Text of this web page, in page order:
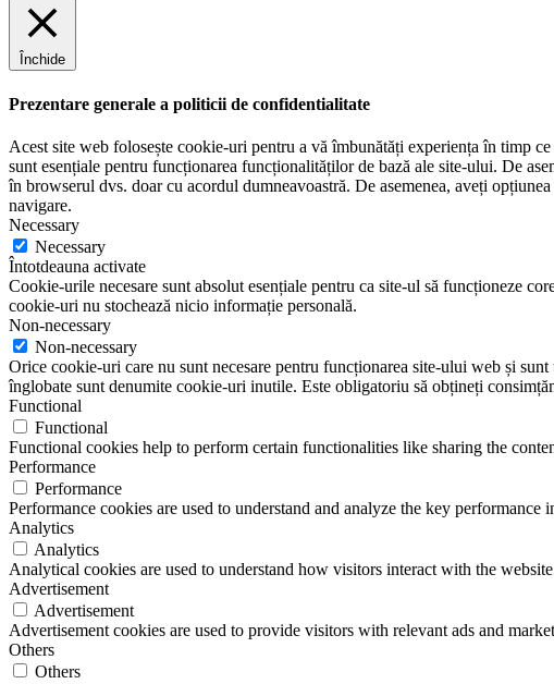
Închide
Prezentare generale a politicii de confidentialitate
Acest site web folosește cookie-uri pentru a vă îmbunătăți experiența în timp
sunt esențiale pentru funcționarea funcționalităților de bază ale site-ului. De
în browserul dvs. doar cu acordul dumneavoastră. De asemenea, aveți
navigare.
Necessary
Necessary
Întotdeauna activate
Cookie-urile necesare sunt absolut esențiale pentru ca site-ul să funcționeze
cookie-uri nu stochează nicio informație personală.
Non-necessary
Non-necessary
Orice cookie-uri care nu sunt necesare pentru funcționarea site-ului web și
înglobate sunt denumite cookie-uri inutile. Este obligatoriu să obțineți
Functional
Functional
Functional cookies help to perform certain functionalities like sharing the
Performance
Performance
Performance cookies are used to understand and analyze the key
Analytics
Analytics
Analytical cookies are used to understand how visitors interact with the
Advertisement
Advertisement
Advertisement cookies are used to provide visitors with relevant ads and
Others
Others